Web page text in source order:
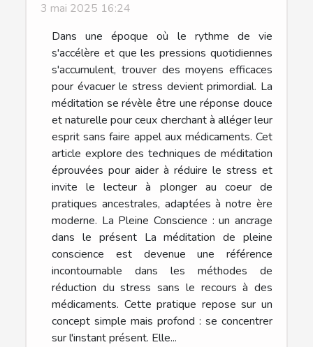
3 mai 2025 16:24
Dans une époque où le rythme de vie
s'accélère et que les pressions quotidiennes
s'accumulent, trouver des moyens efficaces
pour évacuer le stress devient primordial. La
méditation se révèle être une réponse douce
et naturelle pour ceux cherchant à alléger leur
esprit sans faire appel aux médicaments. Cet
article explore des techniques de méditation
éprouvées pour aider à réduire le stress et
invite le lecteur à plonger au coeur de
pratiques ancestrales, adaptées à notre ère
moderne. La Pleine Conscience : un ancrage
dans le présent La méditation de pleine
conscience est devenue une référence
incontournable dans les méthodes de
réduction du stress sans le recours à des
médicaments. Cette pratique repose sur un
concept simple mais profond : se concentrer
sur l'instant présent. Elle...